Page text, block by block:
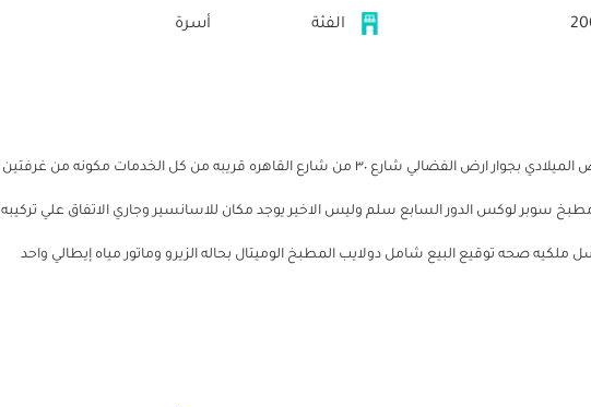
الفئة أسرة
شقه للبيع سيدي بشر قبلي ارض الميلادي بجوار ارض الفضالي شارع ٣٠ من شارع القاهره قريبه من كل الخدمات مكونه من غرفتين
سوبر لوكس الدور السابع سلم وليس الاخير يوجد مكان للاسانسير وجاري الاتفاق علي تركيبه
صحه توقيع البيع شامل دولايب المطبخ الوميتال بحاله الزيرو وماتور مياه إيطالي واحد